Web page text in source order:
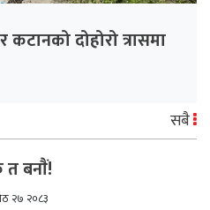
दोहोरो त्रासमा
सबै
त बनाैं!
२७ २०८३